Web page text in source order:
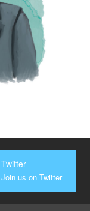
Twitter
Join us on Twitter